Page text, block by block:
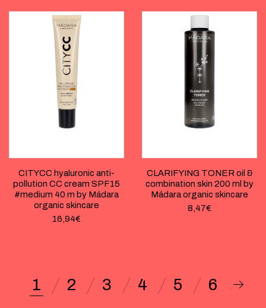
CITYCC hyaluronic anti-
pollution CC cream SPF15
#medium 40 m by Mádara
organic skincare
16,94€
CLARIFYING TONER oil &
combination skin 200 ml by
Mádara organic skincare
8,47€
1 2 3 4 5 6